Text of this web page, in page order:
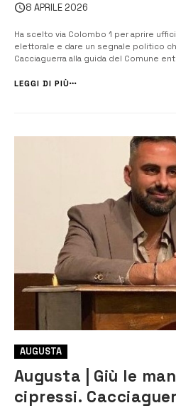
8 APRILE 2026
Ha scelto via Colombo 1 per aprire
elettorale e dare un segnale politico
Cacciaguerra alla guida del Comune
l’occasione per tracciare un bilancio
LEGGI DI PIÙ
AUGUSTA
Augusta | Giù le
cipressi.